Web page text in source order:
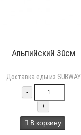
Альпийский 30см
Доставка еды из SUBWAY
-
+
В корзину